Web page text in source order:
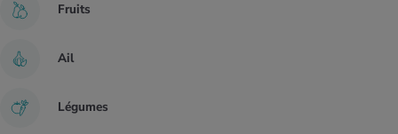
Fruits
Ail
Légumes